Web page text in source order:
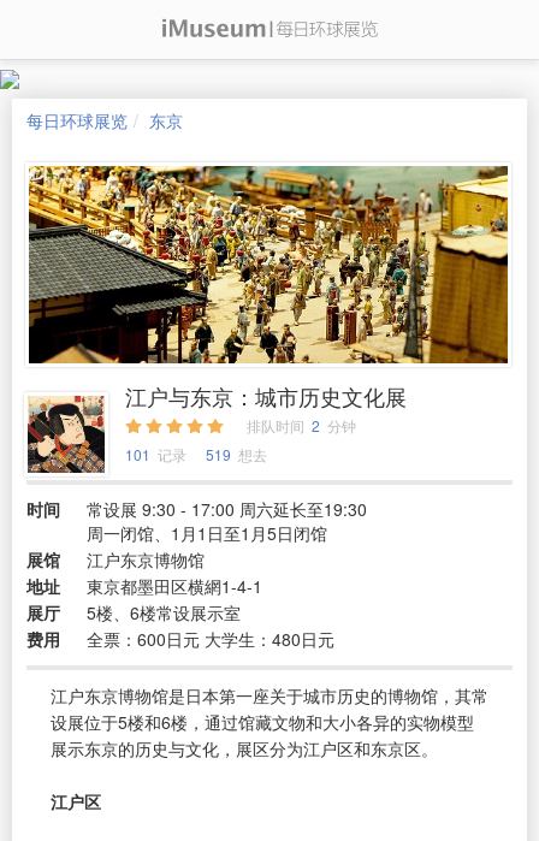
每日环球展览 东京
江户与东京：城市历史文化展
排队时间 2 分钟
101 记录 519 想去
时间
常设展 9:30 - 17:00 周六延长至19:30
周一闭馆、1月1日至1月5日闭馆
展馆
江户东京博物馆
地址
東京都墨田区横網1-4-1
展厅
5楼、6楼常设展示室
费用
全票：600日元 大学生：480日元
江户东京博物馆是日本第一座关于城市历史的博物馆，其常
设展位于5楼和6楼，通过馆藏文物和大小各异的实物模型
展示东京的历史与文化，展区分为江户区和东京区。
江户区